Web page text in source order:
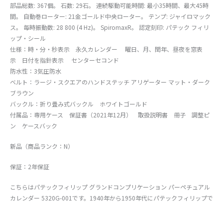
部品総数: 367個。 石数: 29石。 連続駆動可能時間: 最小35時間、最大45時
間。 自動巻ローター: 21金ゴールド中央ローター。 テンプ: ジャイロマック
ス。 毎時振動数: 28 800 (4 Hz)。 SpiromaxR。 認定刻印: パテック フィリ
ップ・シール
仕様：時・分・秒表示 永久カレンダー 曜日、月、閏年、昼夜を窓表
示 日付を指針表示 センターセコンド
防水性：3気圧防水
ベルト：ラージ・スクエアのハンドステッチ アリゲーター マット・ダーク
ブラウン
バックル：折り畳み式バックル ホワイトゴールド
付属品：専用ケース 保証書（2021年12月） 取扱説明書 冊子 調整ピ
ン ケースバック
新品（商品ランク：N）
保証：2年保証
こちらはパテックフィリップ グランドコンプリケーション パーペチュアル
カレンダー 5320G-001です。1940年から1950年代にパテックフィリップで